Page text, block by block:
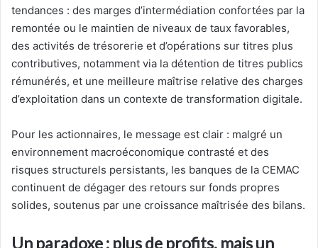
tendances : des marges d’intermédiation confortées par la
remontée ou le maintien de niveaux de taux favorables,
des activités de trésorerie et d’opérations sur titres plus
contributives, notamment via la détention de titres publics
rémunérés, et une meilleure maîtrise relative des charges
d’exploitation dans un contexte de transformation digitale.
Pour les actionnaires, le message est clair : malgré un
environnement macroéconomique contrasté et des
risques structurels persistants, les banques de la CEMAC
continuent de dégager des retours sur fonds propres
solides, soutenus par une croissance maîtrisée des bilans.
Un paradoxe : plus de profits, mais un